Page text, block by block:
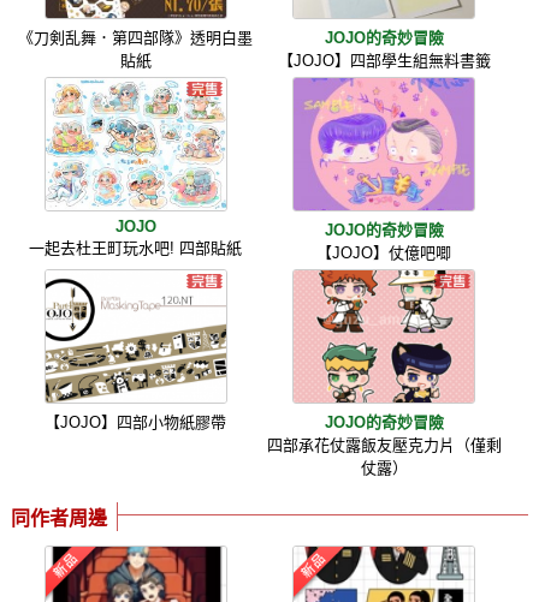
《刀剣乱舞．第四部隊》透明白墨
貼紙
JOJO的奇妙冒險
【JOJO】四部學生組無料書籤
JOJO
一起去杜王町玩水吧! 四部貼紙
JOJO的奇妙冒險
【JOJO】仗億吧唧
【JOJO】四部小物紙膠帶
JOJO的奇妙冒險
四部承花仗露飯友壓克力片（僅剩
仗露）
同作者周邊